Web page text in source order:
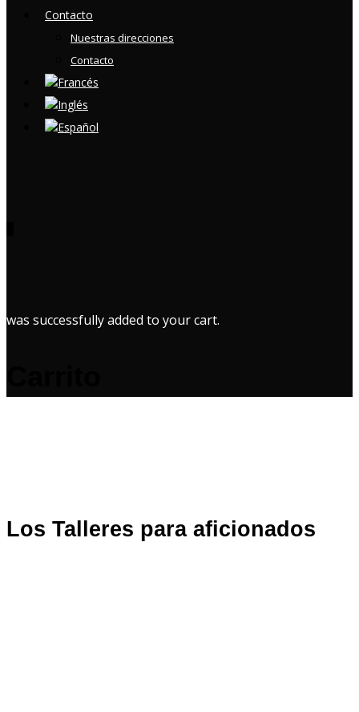
Contacto
Nuestras direcciones
Contacto
was successfully added to your cart.
Los Talleres para aficionados